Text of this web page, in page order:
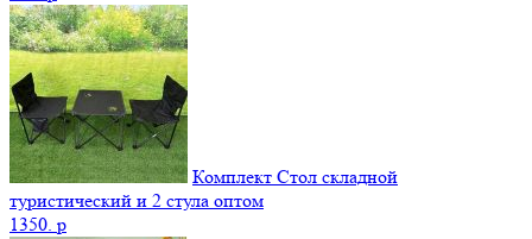
Комплект Стол складной
туристический и 2 стула оптом
1350. p